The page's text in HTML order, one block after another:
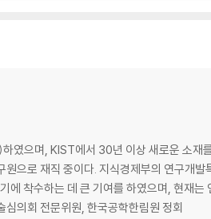
| 바이 온텍 | 보스턴 다이내믹스 | 붐 테크
스 | 업사이드 푸드 | 옥스퍼드 나노기공 기
리아 워터 | 플래닛 랩 | 필메디 | CFS | D-
였으며, KIST에서 30년 이상 새로운 소재
으로 재직 중이다. 지식경제부의 연구개
에 착수하는 데 큰 기여를 하였으며, 현재
의회 전문위원, 한국공학한림원 정회